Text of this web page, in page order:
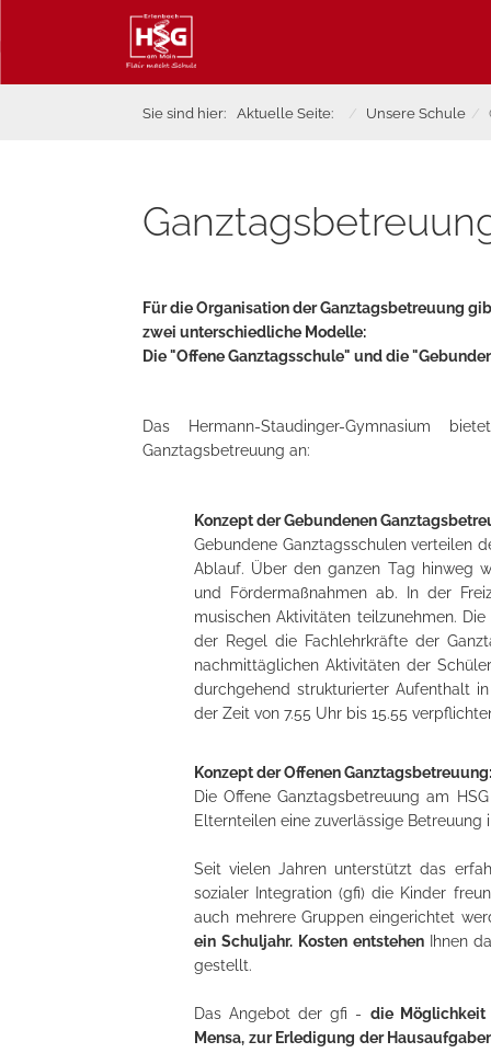
Sie sind hier: Aktuelle Seite: Unsere Schule
Für die Organisation der Ganztagsbetreuung
zwei unterschiedliche Modelle:
Die "Offene Ganztagsschule" und die
Das Hermann-Staudinger-Gymnasium
Ganztagsbetreuung an:
Konzept der Gebundenen
Gebundene Ganztagsschulen verteilen
Ablauf. Über den ganzen Tag hinweg
und Fördermaßnahmen ab. In der
musischen Aktivitäten teilzunehmen.
der Regel die Fachlehrkräfte der
nachmittäglichen Aktivitäten der
durchgehend strukturierter Aufenthalt
der Zeit von 7.55 Uhr bis 15.55
Konzept der Offenen
Die Offene Ganztagsbetreuung am
Elternteilen eine zuverlässige
Seit vielen Jahren unterstützt das
sozialer Integration (gfi) die Kinder
auch mehrere Gruppen eingerichtet
ein Schuljahr. Kosten entstehenIhnen
gestellt.
Das Angebot der gfi - die Möglichkeit
Mensa, zur Erledigung der